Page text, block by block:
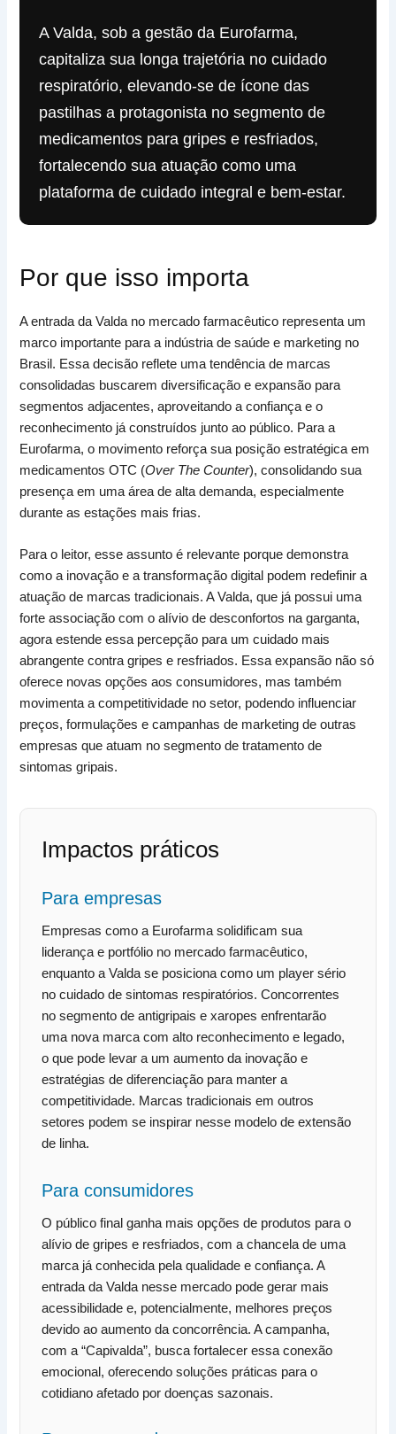
A Valda, sob a gestão da Eurofarma,
capitaliza sua longa trajetória no cuidado
respiratório, elevando-se de ícone das
pastilhas a protagonista no segmento de
medicamentos para gripes e resfriados,
fortalecendo sua atuação como uma
plataforma de cuidado integral e bem-estar.
Por que isso importa
A entrada da Valda no mercado farmacêutico representa um
marco importante para a indústria de saúde e marketing no
Brasil. Essa decisão reflete uma tendência de marcas
consolidadas buscarem diversificação e expansão para
segmentos adjacentes, aproveitando a confiança e o
reconhecimento já construídos junto ao público. Para a
Eurofarma, o movimento reforça sua posição estratégica em
medicamentos OTC (Over The Counter), consolidando sua
presença em uma área de alta demanda, especialmente
durante as estações mais frias.
Para o leitor, esse assunto é relevante porque demonstra
como a inovação e a transformação digital podem redefinir a
atuação de marcas tradicionais. A Valda, que já possui uma
forte associação com o alívio de desconfortos na garganta,
agora estende essa percepção para um cuidado mais
abrangente contra gripes e resfriados. Essa expansão não só
oferece novas opções aos consumidores, mas também
movimenta a competitividade no setor, podendo influenciar
preços, formulações e campanhas de marketing de outras
empresas que atuam no segmento de tratamento de
sintomas gripais.
Impactos práticos
Para empresas
Empresas como a Eurofarma solidificam sua
liderança e portfólio no mercado farmacêutico,
enquanto a Valda se posiciona como um player sério
no cuidado de sintomas respiratórios. Concorrentes
no segmento de antigripais e xaropes enfrentarão
uma nova marca com alto reconhecimento e legado,
o que pode levar a um aumento da inovação e
estratégias de diferenciação para manter a
competitividade. Marcas tradicionais em outros
setores podem se inspirar nesse modelo de extensão
de linha.
Para consumidores
O público final ganha mais opções de produtos para o
alívio de gripes e resfriados, com a chancela de uma
marca já conhecida pela qualidade e confiança. A
entrada da Valda nesse mercado pode gerar mais
acessibilidade e, potencialmente, melhores preços
devido ao aumento da concorrência. A campanha,
com a “Capivalda”, busca fortalecer essa conexão
emocional, oferecendo soluções práticas para o
cotidiano afetado por doenças sazonais.